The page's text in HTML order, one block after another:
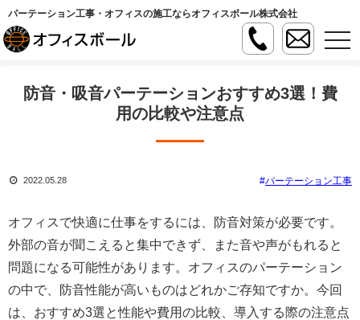
パーテーション工事・オフィスの施工ならオフィスボール株式会社
t
o
e
t
防音・吸音パーテーションおすすめ3選！費
用の比較や注意点
2022.05.28 パーテーション工事
オフィスで快適に仕事をするには、防音対策が必要です。
外部の音が聞こえると集中できず、また音や声がもれると
問題になる可能性があります。オフィスのパーテーション
の中で、防音性能が高いものはどれかご存知ですか。今回
は、おすすめ3選と性能や費用の比較、導入する際の注意点